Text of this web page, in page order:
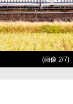
(画像 2/7)